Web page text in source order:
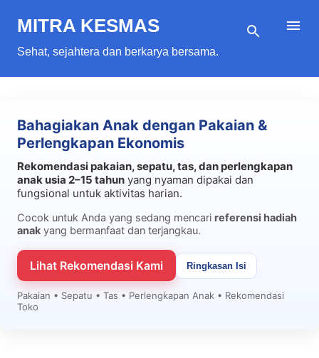
Langsung ke konten utama
MITRA KESMAS
Sehat, sejahtera dan berkarya bersama.
Bahagiakan Anak dengan Pakaian &
Perlengkapan Ekonomis
Rekomendasi pakaian, sepatu, tas, dan perlengkapan
anak usia 2–15 tahun yang nyaman dipakai dan
fungsional untuk aktivitas harian.
Cocok untuk Anda yang sedang mencari referensi hadiah
anak yang bermanfaat dan terjangkau.
Lihat Rekomendasi Kami Ringkasan Isi
Pakaian • Sepatu • Tas • Perlengkapan Anak • Rekomendasi
Toko